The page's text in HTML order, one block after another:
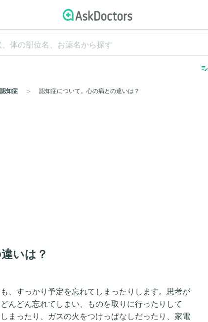
edit_note
認知症 認知症について。心の病との違いは？
いは？
、すっかり予定を忘れてしまったりします。思考が
んどん忘れてしまい、ものを取りに行ったりして
まったり、ガスの火をつけっぱなしだったり、家電